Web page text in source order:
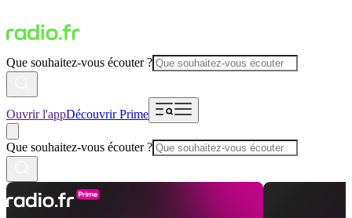
Que souhaitez-vous écouter ?
Ouvrir l'appDécouvrir Prime
Que souhaitez-vous écouter ?